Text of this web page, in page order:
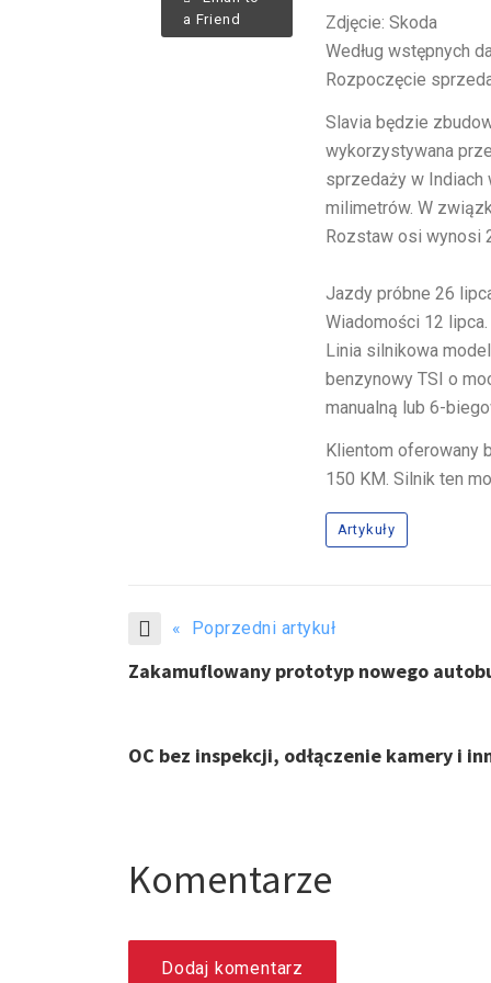
a Friend
Zdjęcie: Skoda
Według wstępnych
Rozpoczęcie
Slavia będzie
wykorzystywana
sprzedaży w Indiach
milimetrów. W
Rozstaw osi wynosi
Jazdy próbne 26
Wiadomości 12 lipca.
Linia silnikowa
benzynowy TSI o
manualną lub 6-
Klientom oferowany
150 KM. Silnik ten
Artykuły
« Poprzedni artykuł
Zakamuflowany prototyp nowego
OC bez inspekcji, odłączenie kamery i
Komentarze
Dodaj komentarz